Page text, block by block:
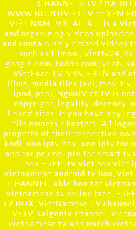
CHANNELS TV / RADIO
WWW.NGUOIVIET.TV ::: XEM
VIỆT NAM, MỸ, ÂU Á ….is a
and organizing videos
and contain only embed videos
such as filmon , Viettv24,
google.com, tudou.com, veoh,
VietFace TV, VBS, SBTN and
films, media files (avi, mov, flv,
ipod, psp), NguoiViet.TV is
copyright, legality, decency,
linked sites. If you have any
file owners / hosters. All
property of their respective
kodi, uno iptv box, uno iptv for
app for pc,uno iptv for smart
box,FREE itv viet box,viet
vietnamese android tv box, viet
CHANNEL, able box for
vietnamese tv online free,
TV BOX, VietNamese TV
VFTV, saigontv channel,
vietnamese tv app,watch